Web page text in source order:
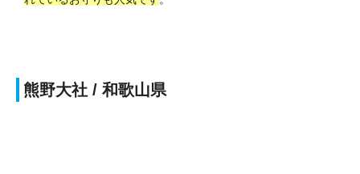
熊野大社 / 和歌山県